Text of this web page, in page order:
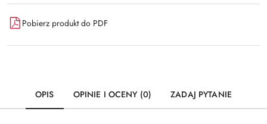
Pobierz produkt do PDF
OPIS OPINIE I OCENY (0) ZADAJ PYTANIE